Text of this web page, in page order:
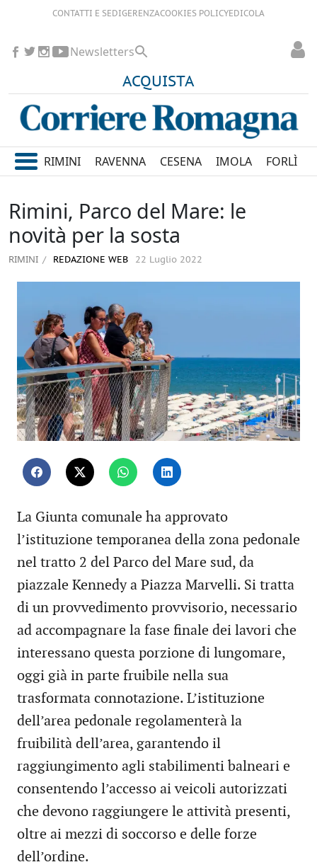
CONTATTI E SEDIGERENZACOOKIES POLICYEDICOLA
ACQUISTA
Newsletters
RIMINI RAVENNA CESENA IMOLA FORLÌ
Rimini, Parco del Mare: le
novità per la sosta
RIMINI REDAZIONE WEB 22 Luglio 2022
La Giunta comunale ha approvato
l’istituzione temporanea della zona pedonale
nel tratto 2 del Parco del Mare sud, da
piazzale Kennedy a Piazza Marvelli. Si tratta
di un provvedimento provvisorio, necessario
ad accompagnare la fase finale dei lavori che
interessano questa porzione di lungomare,
oggi già in parte fruibile nella sua
trasformata connotazione. L’istituzione
dell’area pedonale regolamenterà la
fruibilità dell’area, garantendo il
raggiungimento agli stabilimenti balneari e
consentendo l’accesso ai veicoli autorizzati
che devono raggiungere le attività presenti,
oltre ai mezzi di soccorso e delle forze
dell’ordine.